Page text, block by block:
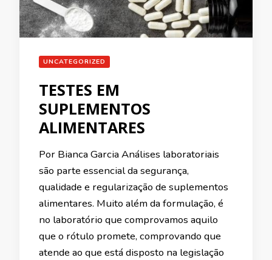
UNCATEGORIZED
TESTES EM
SUPLEMENTOS
ALIMENTARES
Por Bianca Garcia Análises laboratoriais
são parte essencial da segurança,
qualidade e regularização de suplementos
alimentares. Muito além da formulação, é
no laboratório que comprovamos aquilo
que o rótulo promete, comprovando que
atende ao que está disposto na legislação